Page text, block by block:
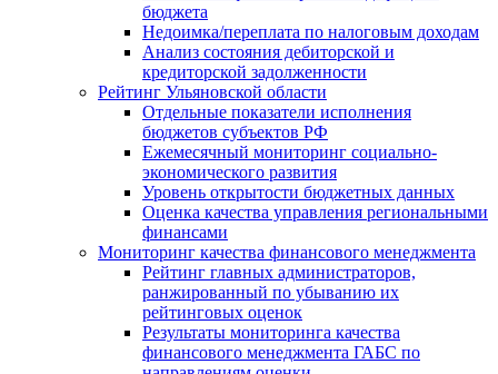
бюджета
Недоимка/переплата по налоговым доходам
Анализ состояния дебиторской и
кредиторской задолженности
Рейтинг Ульяновской области
Отдельные показатели исполнения
бюджетов субъектов РФ
Ежемесячный мониторинг социально-
экономического развития
Уровень открытости бюджетных данных
Оценка качества управления региональными
финансами
Мониторинг качества финансового менеджмента
Рейтинг главных администраторов,
ранжированный по убыванию их
рейтинговых оценок
Результаты мониторинга качества
финансового менеджмента ГАБС по